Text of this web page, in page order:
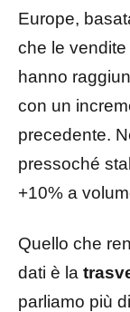
Europe,
che le
hanno
con un
precedente.
pressoché
+10% a
Quello che
dati è la
parliamo più